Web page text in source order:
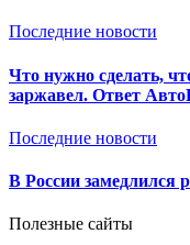
Последние новости
Что нужно сделать,
заржавел. Ответ
Последние новости
В России замедлился
Полезные сайты